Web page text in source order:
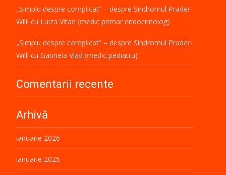
„Simplu despre complicat” – despre Sindromul Prader-
Willi cu Luiza Vitan (medic primar endocrinolog)
„Simplu despre complicat” – despre Sindromul Prader-
Willi cu Gabriela Vlad (medic pediatru)
Comentarii recente
Arhivă
ianuarie 2026
ianuarie 2025